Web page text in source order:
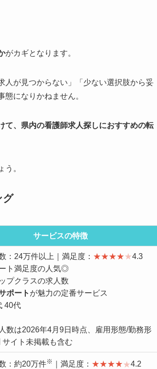
がカギとなります。
人が見つからない」「少ない選択肢から妥
になりかねません。
て、県内の看護師求人探しにおすすめの転
。
グ
サービスの特徴
：24万件以上｜満足度： ★★★★★4.3
ート満足度の人気◎
プクラスの求人数
ポート が魅力の定番サービス
40代
数は2026年4月9日時点、雇用形態/勤務形
サイト未掲載も含む
：約20万件※ ｜満足度： ★★★★★4.2